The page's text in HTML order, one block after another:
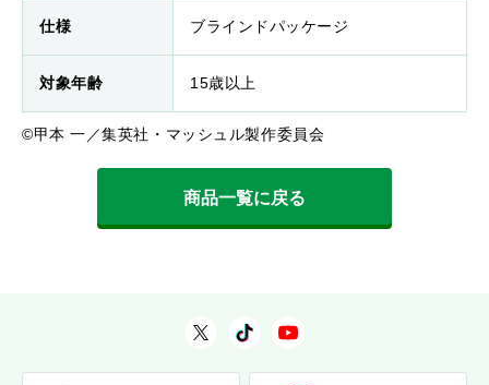
仕様 ブラインドパッケージ
対象年齢 15歳以上
©甲本 一／集英社・マッシュル製作委員会
商品一覧に戻る